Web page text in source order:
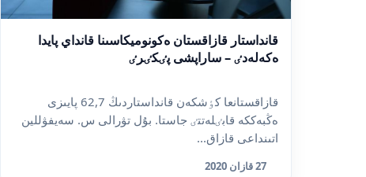
قانداستار قازاقستان ەكونوميكاسىنا قانداي پايدا
ەكەلەدٸ – ساراپشى پٸكٸرٸ
قازاقستانعا كٶشكەن قانداستاردىڭ 62,7 پايىزى
ەڭبەككە قابٸلەتتٸ جاستا. بۇل تۋرالى س. سەيفۋللين
اتىنداعى قازاق...
27 قازان 2020